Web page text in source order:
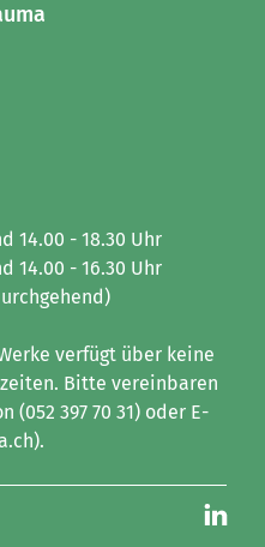
14.00 - 18.30 Uhr
14.00 - 16.30 Uhr
verfügt über keine
Bitte vereinbaren
(052 397 70 31) oder E-